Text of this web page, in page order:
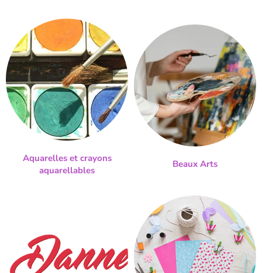
Aquarelles et crayons
aquarellables
Beaux Arts